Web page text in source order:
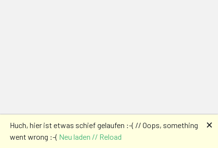
Huch, hier ist etwas schief gelaufen :-( // Oops, something
went wrong :-( Neu laden // Reload
🗙